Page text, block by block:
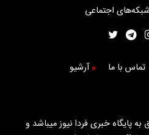
شبکه‌های اجتماعی
تماس با ما آرشیو
پایگاه خبری فردا نیوز میباشد و